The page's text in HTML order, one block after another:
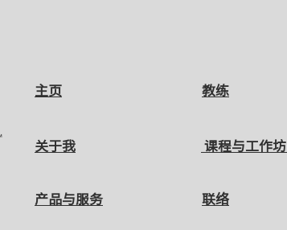
主页
关于我
产品与服务
教练
课程与工作坊
联络